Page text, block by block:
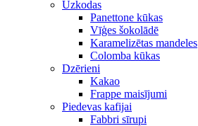
Uzkodas
Panettone kūkas
Vīģes šokolādē
Karamelizētas mandeles
Colomba kūkas
Dzērieni
Kakao
Frappe maisījumi
Piedevas kafijai
Fabbri sīrupi